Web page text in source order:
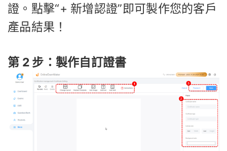
證。點擊“+ 新增認證”即可製作您的客戶
產品結果！
第 2 步：製作自訂證書